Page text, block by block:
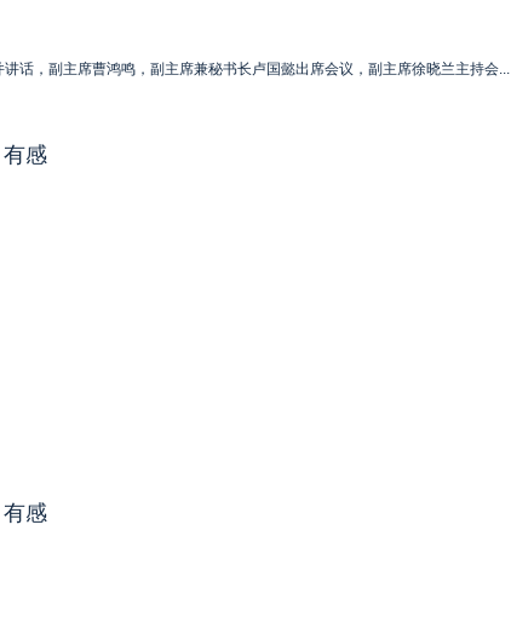
话，副主席曹鸿鸣，副主席兼秘书长卢国懿出席会议，副主席徐晓兰主持会...
感
感